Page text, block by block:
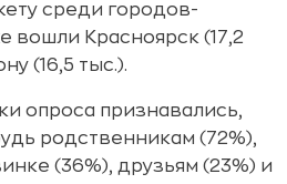
среди городов-
вошли Красноярск (17,2
(16,5 тыс.).
опроса признавались,
родственникам (72%),
(36%), друзьям (23%) и